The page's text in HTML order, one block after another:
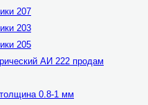
207
203
205
АИ 222 продам
0.8-1 мм